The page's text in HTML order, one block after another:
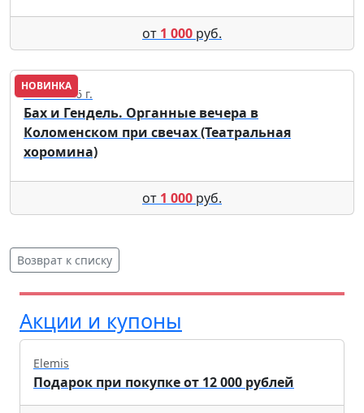
от 1 000 руб.
НОВИНКА
18.09.2026 г.
Бах и Гендель. Органные вечера в
Коломенском при свечах (Театральная
хоромина)
от 1 000 руб.
Возврат к списку
Акции и купоны
Elemis
Подарок при покупке от 12 000 рублей